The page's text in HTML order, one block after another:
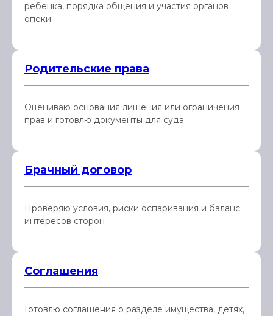
ребенка, порядка общения и участия органов
опеки
Родительские права
Оцениваю основания лишения или ограничения
прав и готовлю документы для суда
Брачный договор
Проверяю условия, риски оспаривания и баланс
интересов сторон
Соглашения
Готовлю соглашения о разделе имущества, детях,